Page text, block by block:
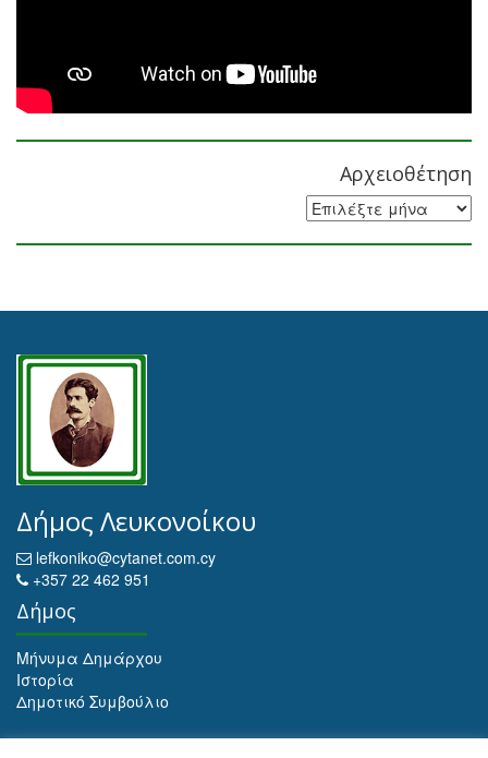
Αρχειοθέτηση
Αρχειοθέτηση
Δήμος Λευκονοίκου
lefkoniko@cytanet.com.cy
+357 22 462 951
Δήμος
Μήνυμα Δημάρχου
Ιστορία
Δημοτικό Συμβούλιο